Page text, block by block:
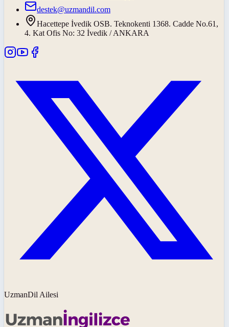
destek@uzmandil.com
Hacettepe İvedik OSB. Teknokenti 1368. Cadde No.61,
4. Kat Ofis No: 32 İvedik / ANKARA
UzmanDil Ailesi